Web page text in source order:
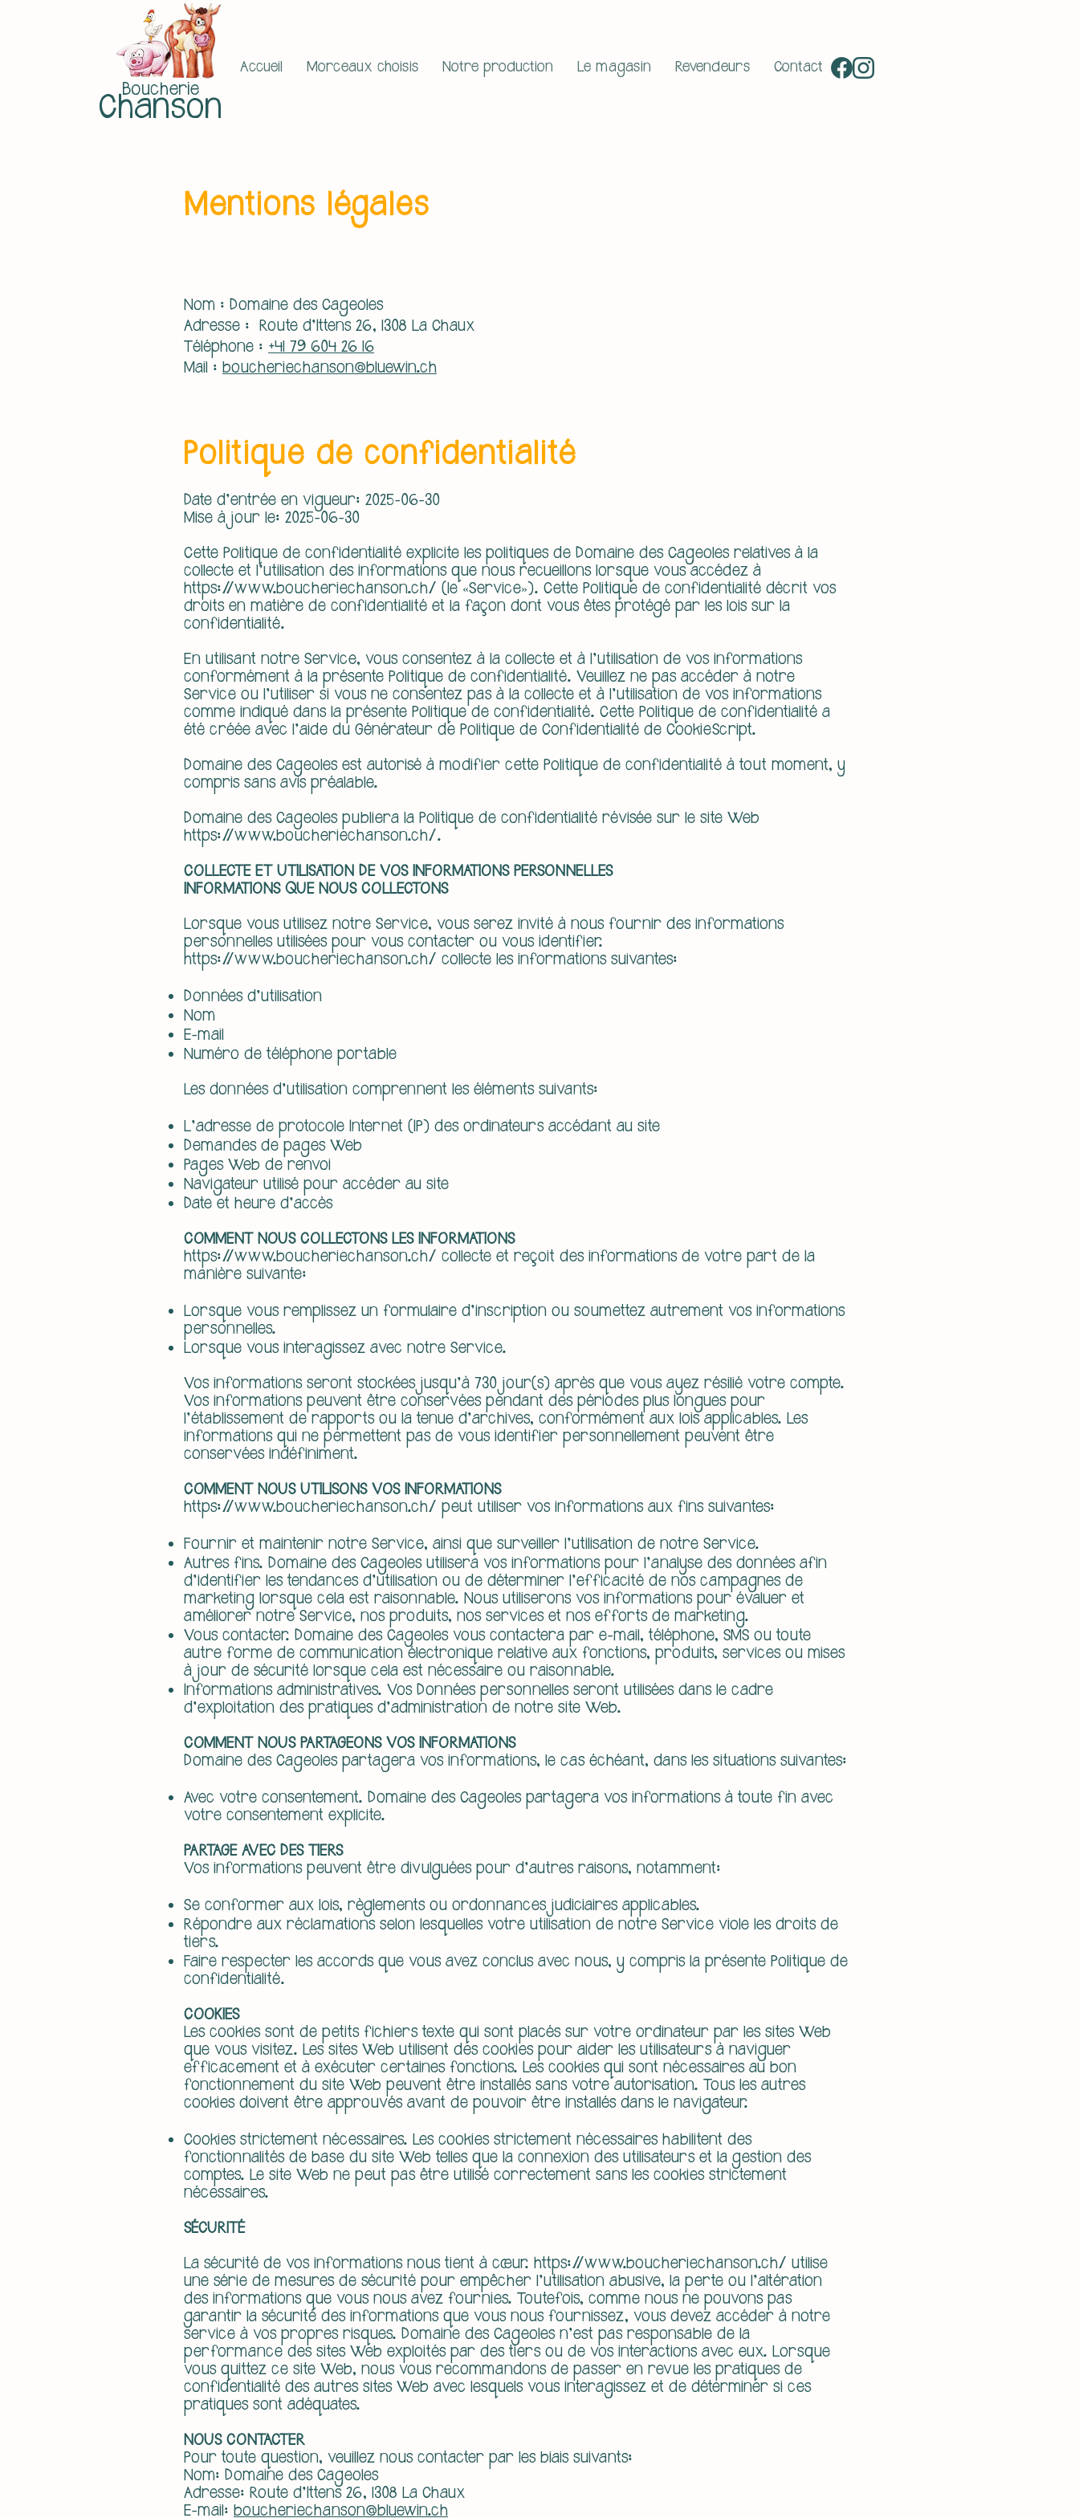
Boucherie
Chanson
Accueil Morceaux choisis Notre production Le magasin Revendeurs Contact
Mentions légales
Nom : Domaine des Cageoles
Adresse : Route d'Ittens 26, 1308 La Chaux
Téléphone : +41 79 604 26 16
Mail : boucheriechanson@bluewin.ch
Politique de confidentialité
Date d'entrée en vigueur: 2025-06-30
Mise à jour le: 2025-06-30
Cette Politique de confidentialité explicite les politiques de Domaine des Cageoles relatives à la
collecte et l'utilisation des informations que nous recueillons lorsque vous accédez à
https://www.boucheriechanson.ch/ (le «Service»). Cette Politique de confidentialité décrit vos
droits en matière de confidentialité et la façon dont vous êtes protégé par les lois sur la
confidentialité.
En utilisant notre Service, vous consentez à la collecte et à l'utilisation de vos informations
conformément à la présente Politique de confidentialité. Veuillez ne pas accéder à notre
Service ou l'utiliser si vous ne consentez pas à la collecte et à l'utilisation de vos informations
comme indiqué dans la présente Politique de confidentialité. Cette Politique de confidentialité a
été créée avec l'aide du Générateur de Politique de Confidentialité de CookieScript.
Domaine des Cageoles est autorisé à modifier cette Politique de confidentialité à tout moment, y
compris sans avis préalable.
Domaine des Cageoles publiera la Politique de confidentialité révisée sur le site Web
https://www.boucheriechanson.ch/.
COLLECTE ET UTILISATION DE VOS INFORMATIONS PERSONNELLES
INFORMATIONS QUE NOUS COLLECTONS
Lorsque vous utilisez notre Service, vous serez invité à nous fournir des informations
personnelles utilisées pour vous contacter ou vous identifier.
https://www.boucheriechanson.ch/ collecte les informations suivantes:
Données d'utilisation
Nom
E-mail
Numéro de téléphone portable
Les données d'utilisation comprennent les éléments suivants:
L'adresse de protocole Internet (IP) des ordinateurs accédant au site
Demandes de pages Web
Pages Web de renvoi
Navigateur utilisé pour accéder au site
Date et heure d'accès
COMMENT NOUS COLLECTONS LES INFORMATIONS
https://www.boucheriechanson.ch/ collecte et reçoit des informations de votre part de la
manière suivante:
Lorsque vous remplissez un formulaire d'inscription ou soumettez autrement vos informations
personnelles.
Lorsque vous interagissez avec notre Service.
Vos informations seront stockées jusqu'à 730 jour(s) après que vous ayez résilié votre compte.
Vos informations peuvent être conservées pendant des périodes plus longues pour
l'établissement de rapports ou la tenue d'archives, conformément aux lois applicables. Les
informations qui ne permettent pas de vous identifier personnellement peuvent être
conservées indéfiniment.
COMMENT NOUS UTILISONS VOS INFORMATIONS
https://www.boucheriechanson.ch/ peut utiliser vos informations aux fins suivantes:
Fournir et maintenir notre Service, ainsi que surveiller l'utilisation de notre Service.
Autres fins. Domaine des Cageoles utilisera vos informations pour l'analyse des données afin
d'identifier les tendances d'utilisation ou de déterminer l'efficacité de nos campagnes de
marketing lorsque cela est raisonnable. Nous utiliserons vos informations pour évaluer et
améliorer notre Service, nos produits, nos services et nos efforts de marketing.
Vous contacter. Domaine des Cageoles vous contactera par e-mail, téléphone, SMS ou toute
autre forme de communication électronique relative aux fonctions, produits, services ou mises
à jour de sécurité lorsque cela est nécessaire ou raisonnable.
Informations administratives. Vos Données personnelles seront utilisées dans le cadre
d'exploitation des pratiques d'administration de notre site Web.
COMMENT NOUS PARTAGEONS VOS INFORMATIONS
Domaine des Cageoles partagera vos informations, le cas échéant, dans les situations suivantes:
Avec votre consentement. Domaine des Cageoles partagera vos informations à toute fin avec
votre consentement explicite.
PARTAGE AVEC DES TIERS
Vos informations peuvent être divulguées pour d'autres raisons, notamment:
Se conformer aux lois, règlements ou ordonnances judiciaires applicables.
Répondre aux réclamations selon lesquelles votre utilisation de notre Service viole les droits de
tiers.
Faire respecter les accords que vous avez conclus avec nous, y compris la présente Politique de
confidentialité.
COOKIES
Les cookies sont de petits fichiers texte qui sont placés sur votre ordinateur par les sites Web
que vous visitez. Les sites Web utilisent des cookies pour aider les utilisateurs à naviguer
efficacement et à exécuter certaines fonctions. Les cookies qui sont nécessaires au bon
fonctionnement du site Web peuvent être installés sans votre autorisation. Tous les autres
cookies doivent être approuvés avant de pouvoir être installés dans le navigateur.
Cookies strictement nécessaires. Les cookies strictement nécessaires habilitent des
fonctionnalités de base du site Web telles que la connexion des utilisateurs et la gestion des
comptes. Le site Web ne peut pas être utilisé correctement sans les cookies strictement
nécessaires.
SÉCURITÉ
La sécurité de vos informations nous tient à cœur. https://www.boucheriechanson.ch/ utilise
une série de mesures de sécurité pour empêcher l'utilisation abusive, la perte ou l'altération
des informations que vous nous avez fournies. Toutefois, comme nous ne pouvons pas
garantir la sécurité des informations que vous nous fournissez, vous devez accéder à notre
service à vos propres risques. Domaine des Cageoles n'est pas responsable de la
performance des sites Web exploités par des tiers ou de vos interactions avec eux. Lorsque
vous quittez ce site Web, nous vous recommandons de passer en revue les pratiques de
confidentialité des autres sites Web avec lesquels vous interagissez et de déterminer si ces
pratiques sont adéquates.
NOUS CONTACTER
Pour toute question, veuillez nous contacter par les biais suivants:
Nom: Domaine des Cageoles
Adresse: Route d'Ittens 26, 1308 La Chaux
E-mail: boucheriechanson@bluewin.ch